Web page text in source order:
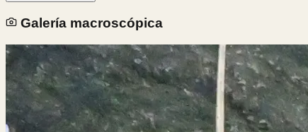
Galería macroscópica